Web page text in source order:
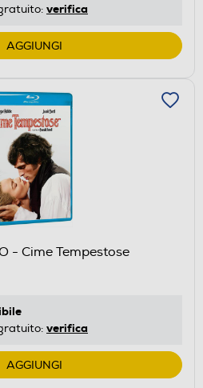
verifica
AGGIUNGI
- Cime Tempestose
verifica
AGGIUNGI